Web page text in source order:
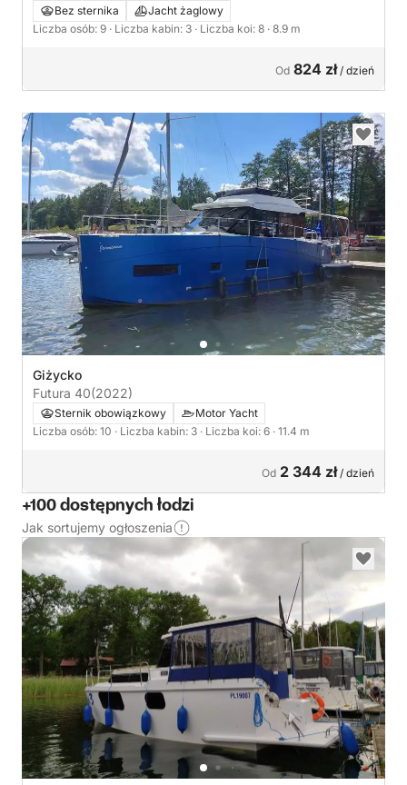
Bez sternika
Jacht żaglowy
Liczba osób: 9 · Liczba kabin: 3 · Liczba koi: 8 · 8.9 m
Od 824 zł/ dzień
Giżycko
Futura 40(2022)
Sternik obowiązkowy
Motor Yacht
Liczba osób: 10 · Liczba kabin: 3 · Liczba koi: 6 · 11.4 m
Od 2 344 zł/ dzień
+100 dostępnych łodzi
Jak sortujemy ogłoszenia